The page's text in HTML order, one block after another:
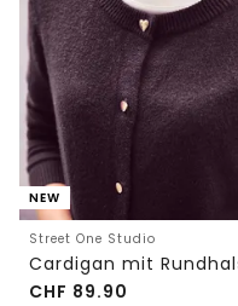
NEW
Street One Studio
CHF 89.90